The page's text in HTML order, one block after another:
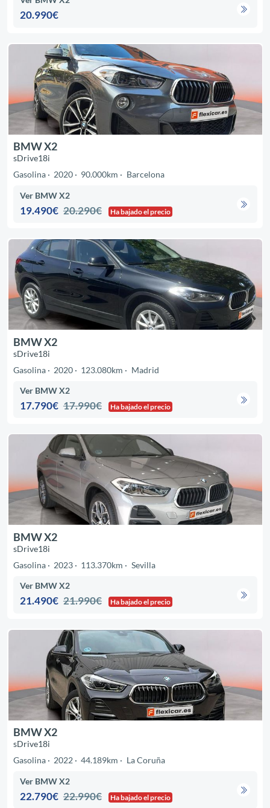
20.990€
BMW X2
sDrive18i
Gasolina
2020 90.000km Barcelona
Ver BMW X2
19.490€ 20.290€ Ha bajado el precio
BMW X2
sDrive18i
Gasolina
2020 123.080km Madrid
Ver BMW X2
17.790€ 17.990€ Ha bajado el precio
BMW X2
sDrive18i
Gasolina
2023 113.370km Sevilla
Ver BMW X2
21.490€ 21.990€ Ha bajado el precio
BMW X2
sDrive18i
Gasolina
2022 44.189km La Coruña
Ver BMW X2
22.790€ 22.990€ Ha bajado el precio